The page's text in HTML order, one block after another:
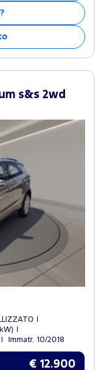
s&s 2wd
Immatr. 10/2018
€ 12.900